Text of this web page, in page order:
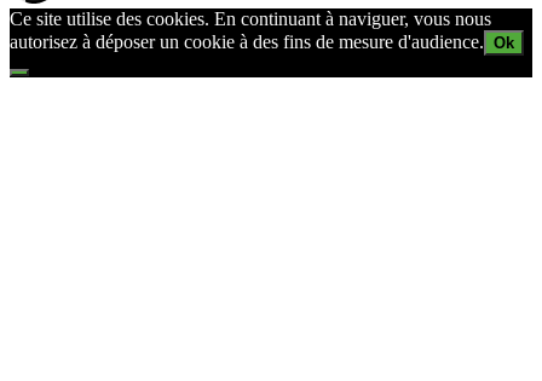
Ce site utilise des cookies. En continuant à naviguer, vous nous
autorisez à déposer un cookie à des fins de mesure d'audience. Ok